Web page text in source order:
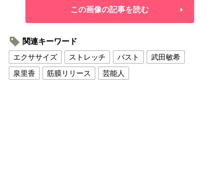
この画像の記事を読む
関連キーワード
エクササイズ
ストレッチ バスト
武田敏希
泉里香
筋膜リリース 芸能人